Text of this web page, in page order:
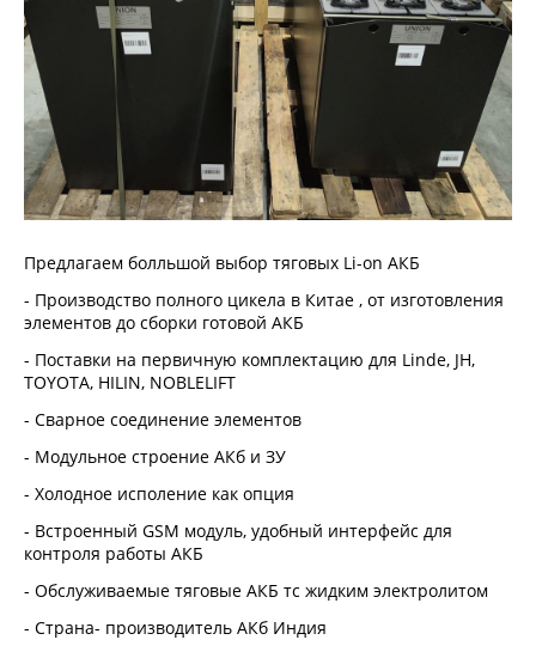
Предлагаем болльшой выбор тяговых Li-on АКБ
- Производство полного цикела в Китае , от изготовления
элементов до сборки готовой АКБ
- Поставки на первичную комплектацию для Linde, JH,
TOYOTA, HILIN, NOBLELIFT
- Сварное соединение элементов
- Модульное строение АКб и ЗУ
- Холодное исполение как опция
- Встроенный GSM модуль, удобный интерфейс для
контроля работы АКБ
- Обслуживаемые тяговые АКБ тс жидким электролитом
- Страна- производитель АКб Индия